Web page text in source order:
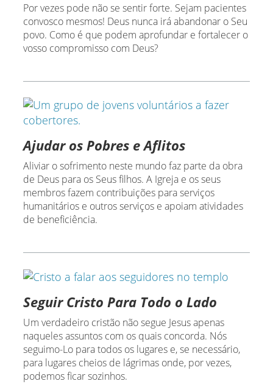
Por vezes pode não se sentir forte. Sejam pacientes
convosco mesmos! Deus nunca irá abandonar o Seu
povo. Como é que podem aprofundar e fortalecer o
vosso compromisso com Deus?
Ajudar os Pobres e Aflitos
Aliviar o sofrimento neste mundo faz parte da obra
de Deus para os Seus filhos. A Igreja e os seus
membros fazem contribuições para serviços
humanitários e outros serviços e apoiam atividades
de beneficiência.
Seguir Cristo Para Todo o Lado
Um verdadeiro cristão não segue Jesus apenas
naqueles assuntos com os quais concorda. Nós
seguimo-Lo para todos os lugares e, se necessário,
para lugares cheios de lágrimas onde, por vezes,
podemos ficar sozinhos.